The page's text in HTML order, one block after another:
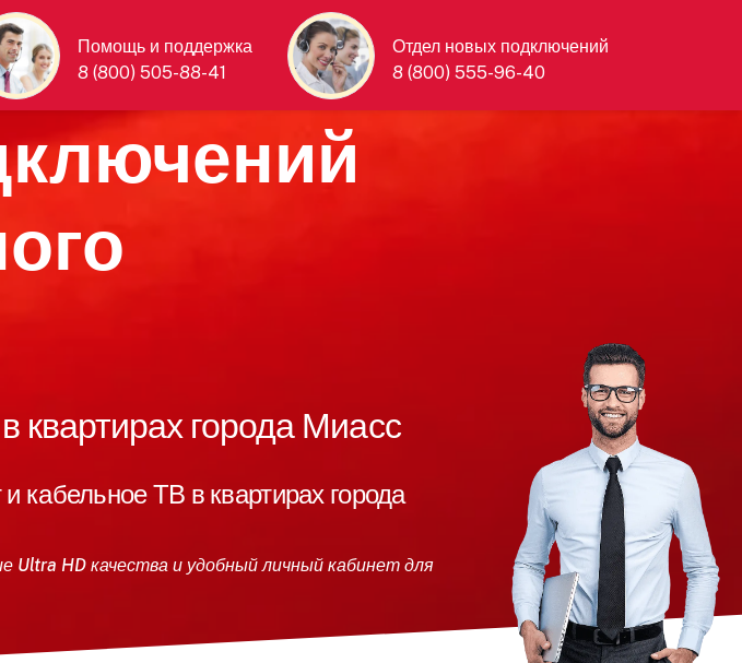
Помощь и поддержка
8 (800) 505-88-41
Отдел новых подключений
8 (800) 555-96-40
квартирах города Миасс
ТВ в квартирах города
Ultra HD качества и удобный личный кабинет для